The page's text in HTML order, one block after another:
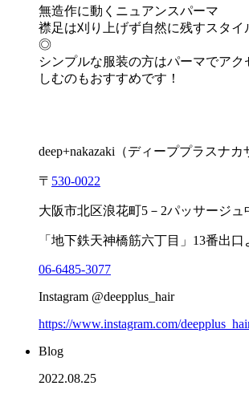
無造作に動くニュアンスパーマ
襟足は刈り上げず自然に残すスタイ
◎
シンプルな服装の方はパーマでアク
しむのもおすすめです！
deep+nakazaki （ディーププラスナカ
〒 530-0022
大阪市北区浪花町5 － 2パッサージュ
「地下鉄天神橋筋六丁目」 13番出口
06-6485-3077
Instagram @deepplus_hair
https://www.instagram.com/
Blog
2022.08.25